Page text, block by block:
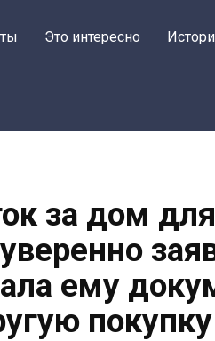
Это интересно
за дом
ему
покупку